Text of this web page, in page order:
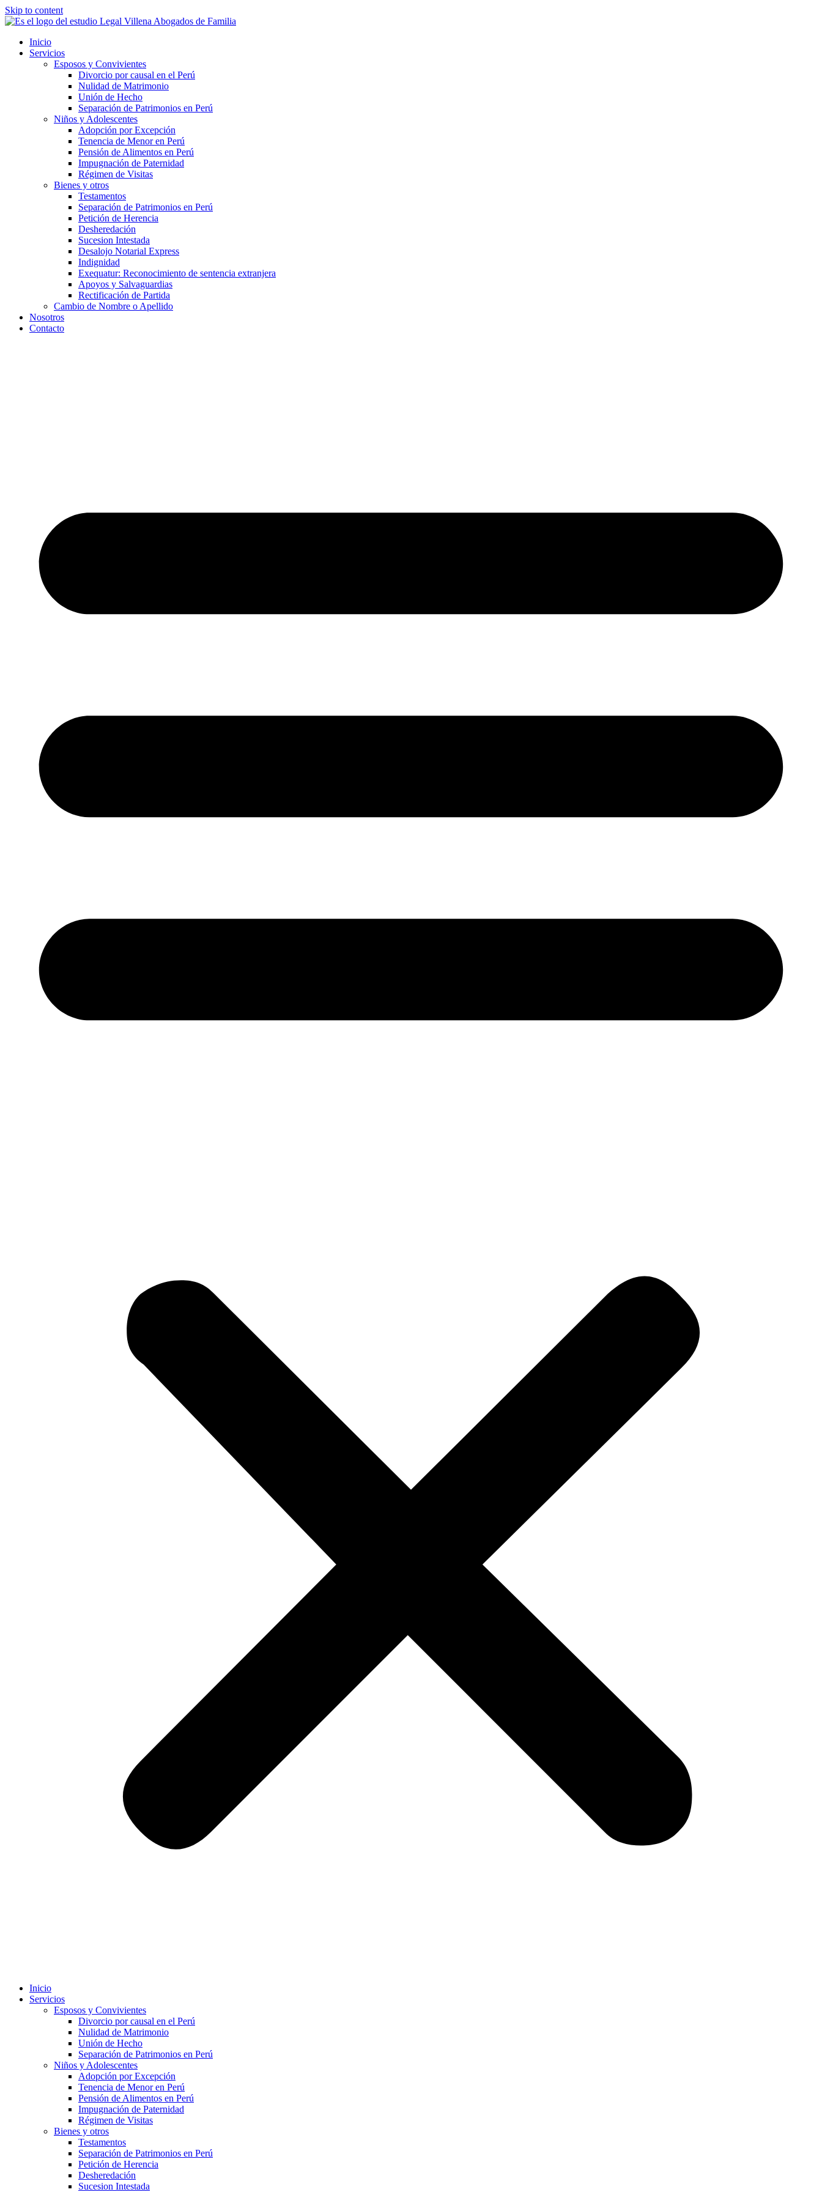
Skip to content
Inicio
Servicios
Esposos y Convivientes
Divorcio por causal en el Perú
Nulidad de Matrimonio
Unión de Hecho
Separación de Patrimonios en Perú
Niños y Adolescentes
Adopción por Excepción
Tenencia de Menor en Perú
Pensión de Alimentos en Perú
Impugnación de Paternidad
Régimen de Visitas
Bienes y otros
Testamentos
Separación de Patrimonios en Perú
Petición de Herencia
Desheredación
Sucesion Intestada
Desalojo Notarial Express
Indignidad
Exequatur: Reconocimiento de sentencia extranjera
Apoyos y Salvaguardias
Rectificación de Partida
Cambio de Nombre o Apellido
Nosotros
Contacto
Inicio
Servicios
Esposos y Convivientes
Divorcio por causal en el Perú
Nulidad de Matrimonio
Unión de Hecho
Separación de Patrimonios en Perú
Niños y Adolescentes
Adopción por Excepción
Tenencia de Menor en Perú
Pensión de Alimentos en Perú
Impugnación de Paternidad
Régimen de Visitas
Bienes y otros
Testamentos
Separación de Patrimonios en Perú
Petición de Herencia
Desheredación
Sucesion Intestada